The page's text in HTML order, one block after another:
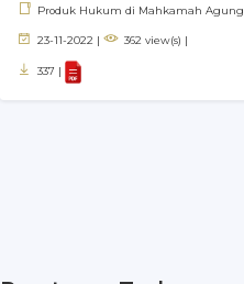
Produk Hukum di Mahkamah Agung
23-11-2022 | 362 view(s) |
337 |